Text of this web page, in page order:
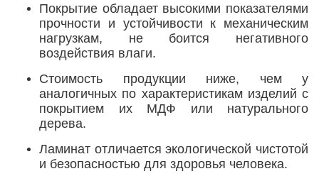
Покрытие обладает высокими показателями
прочности и устойчивости к механическим
нагрузкам, не боится негативного
воздействия влаги.
Стоимость продукции ниже, чем у
аналогичных по характеристикам изделий с
покрытием их МДФ или натурального
дерева.
Ламинат отличается экологической чистотой
и безопасностью для здоровья человека.